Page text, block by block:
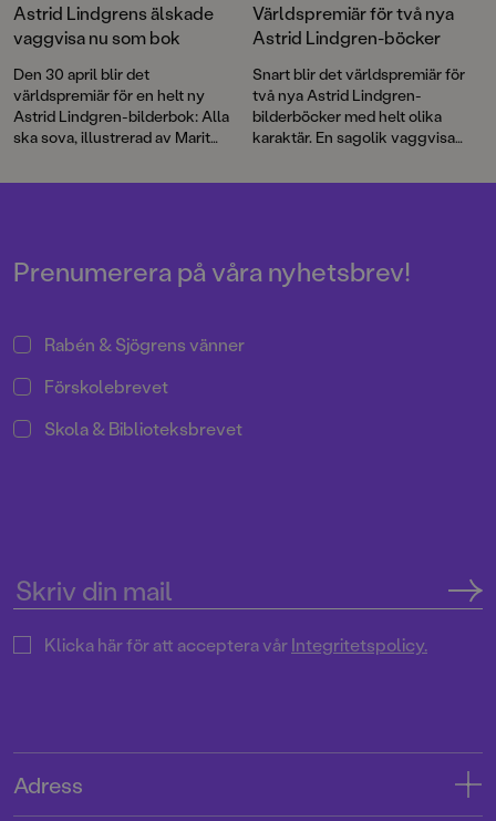
Astrid Lindgrens älskade
vaggvisa nu som bok
Den 30 april blir det
världspremiär för en helt ny
Astrid Lindgren-bilderbok: Alla
ska sova, illustrerad av Marit
arbetat med den älskade
Världspremiär för två nya
Astrid Lindgren-böcker
Snart blir det världspremiär för
två nya Astrid Lindgren-
bilderböcker med helt olika
karaktär. En sagolik vaggvisa
äventyr som båda gjorts i
Prenumerera på våra nyhetsbrev!
Rabén & Sjögrens vänner
Förskolebrevet
Skola & Biblioteksbrevet
Klicka här för att acceptera vårIntegritetspolicy.
Adress